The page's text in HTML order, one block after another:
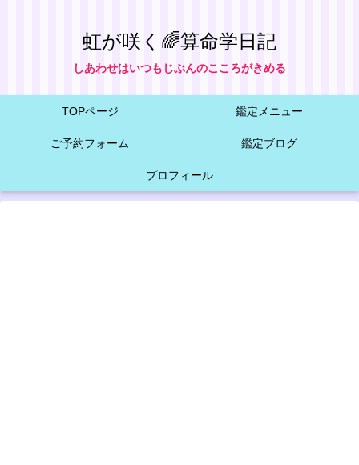
虹が咲く🌈算命学日記
しあわせはいつもじぶんのこころがきめる
TOPページ 鑑定メニュー
ご予約フォーム 鑑定ブログ
プロフィール